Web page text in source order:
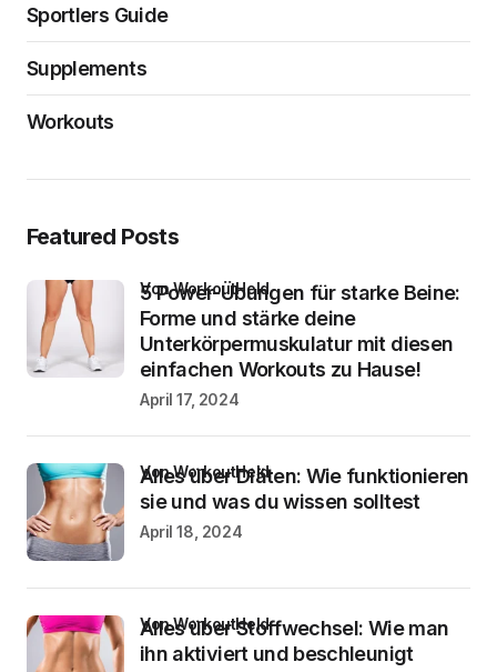
Sportlers Guide
Supplements
Workouts
Featured Posts
5 Power-Übungen für starke Beine:
Forme und stärke deine
Unterkörpermuskulatur mit diesen
einfachen Workouts zu Hause!
von WorkoutHeld
April 17, 2024
Alles über Diäten: Wie funktionieren
sie und was du wissen solltest
von WorkoutHeld
April 18, 2024
Alles über Stoffwechsel: Wie man
ihn aktiviert und beschleunigt
von WorkoutHeld